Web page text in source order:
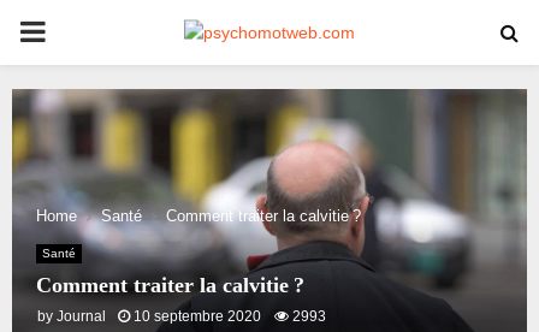
PRIMARY
MENU
Home Santé Comment traiter la calvitie ?
Santé
Comment traiter la calvitie ?
by Journal 10 septembre 2020 2993